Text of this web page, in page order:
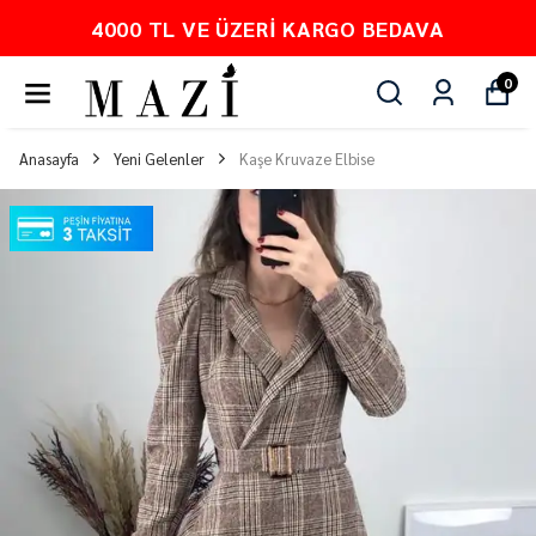
4000 TL VE ÜZERI KARGO BEDAVA
0
Anasayfa Yeni Gelenler Kaşe Kruvaze Elbise